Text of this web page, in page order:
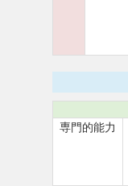
専門的能力